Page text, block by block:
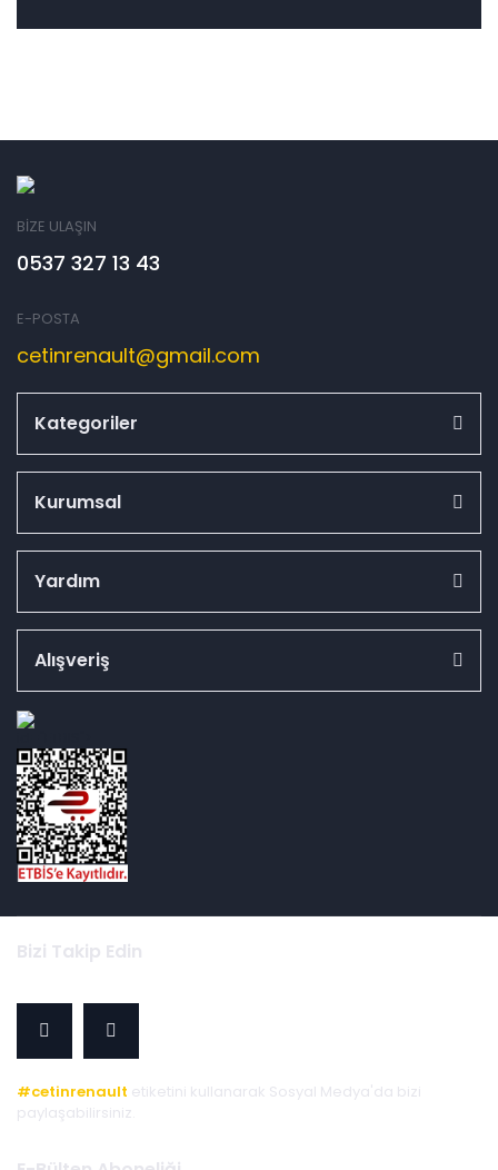
BİZE ULAŞIN
0537 327 13 43
E-POSTA
cetinrenault@gmail.com
Kategoriler
Kurumsal
Yardım
Alışveriş
Bizi Takip Edin
#cetinrenault etiketini kullanarak Sosyal Medya'da bizi
paylaşabilirsiniz.